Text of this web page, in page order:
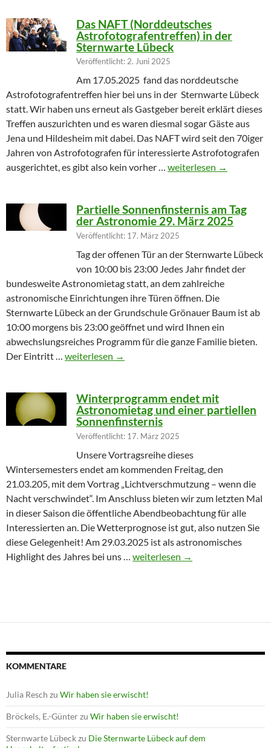
Das NAFT (Norddeutsches
Astrofotografentreffen) in der
Sternwarte Lübeck
Veröffentlicht: 2. Juni 2025
Am 17.05.2025 fand das norddeutsche
Astrofotografentreffen hier bei uns in der Sternwarte Lübeck
statt. Wir haben uns erneut als Gastgeber bereit erklärt dieses
Treffen auszurichten und es waren diesmal sogar Gäste aus
Jena und Hildesheim mit dabei. Das NAFT wird seit den 70iger
Jahren von Astrofotografen für interessierte Astrofotografen
ausgerichtet, es gibt also kein vorher … Das NAFT
weiterlesen →
Partielle Sonnenfinsternis am Tag
der Astronomie 29. März 2025
Veröffentlicht: 17. März 2025
Tag der offenen Tür an der Sternwarte Lübeck
von 10:00 bis 23:00 Jedes Jahr findet der
bundesweite Astronomietag statt, an dem zahlreiche
astronomische Einrichtungen ihre Türen öffnen. Die
Sternwarte Lübeck an der Grundschule Grönauer Baum ist ab
10:00 morgens bis 23:00 geöffnet und wird Ihnen ein
abwechslungsreiches Programm für die ganze Familie bieten.
Der Eintritt … Partielle Sonnenfinsternis am Tag der
weiterlesen →
Winterprogramm endet mit
Astronomietag und einer partiellen
Sonnenfinsternis
Veröffentlicht: 17. März 2025
Unsere Vortragsreihe dieses
Wintersemesters endet am kommenden Freitag, den
21.03.205, mit dem Vortrag „Lichtverschmutzung – wenn die
Nacht verschwindet“. Im Anschluss bieten wir zum letzten Mal
in dieser Saison die öffentliche Abendbeobachtung für alle
Interessierten an. Die Wetterprognose ist gut, also nutzen Sie
diese Gelegenheit! Am 29.03.2025 ist als astronomisches
Highlight des Jahres bei uns … Winterprogramm endet mit
weiterlesen →
KOMMENTARE
Julia Resch zu Wir haben sie erwischt!
Bröckels, E.-Günterzu Wir haben sie erwischt!
Sternwarte Lübeckzu Die Sternwarte Lübeck auf dem